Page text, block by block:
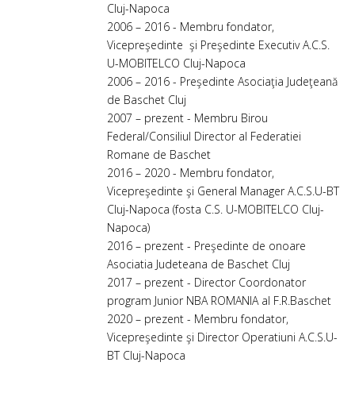
Cluj-Napoca
2006 – 2016 - Membru fondator,
Vicepreşedinte şi Preşedinte Executiv A.C.S.
U-MOBITELCO Cluj-Napoca
2006 – 2016 - Preşedinte Asociaţia Judeţeană
de Baschet Cluj
2007 – prezent - Membru Birou
Federal/Consiliul Director al Federatiei
Romane de Baschet
2016 – 2020 - Membru fondator,
Vicepreşedinte şi General Manager A.C.S.U-BT
Cluj-Napoca (fosta C.S. U-MOBITELCO Cluj-
Napoca)
2016 – prezent - Preşedinte de onoare
Asociatia Judeteana de Baschet Cluj
2017 – prezent - Director Coordonator
program Junior NBA ROMANIA al F.R.Baschet
2020 – prezent - Membru fondator,
Vicepreşedinte şi Director Operatiuni A.C.S.U-
BT Cluj-Napoca